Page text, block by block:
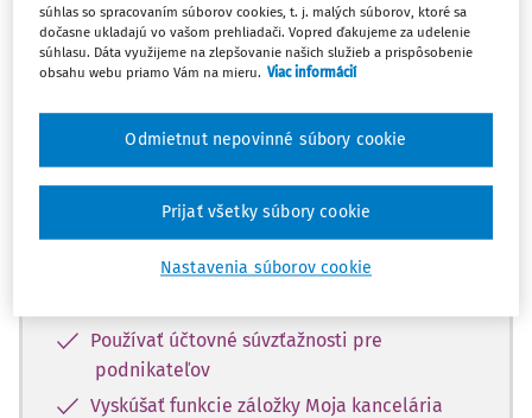
Celý dokument je len pre predplatiteľov.
zadarmo prístup k vybranému obsahu na
Vďaka registrácii si môžete
Prečítať platené články na portáli
Používať účtovné súvzťažnosti pre
podnikateľov
Vyskúšať funkcie záložky Moja kancelária
súhlas so spracovaním súborov cookies, t. j. malých súborov, ktoré sa
dočasne ukladajú vo vašom prehliadači. Vopred ďakujeme za udelenie
súhlasu. Dáta využijeme na zlepšovanie našich služieb a prispôsobenie
obsahu webu priamo Vám na mieru. Viac informácií
Nastavenia súborov cookie
Odmietnut nepovinné súbory cookie
Prijať všetky súbory cookie